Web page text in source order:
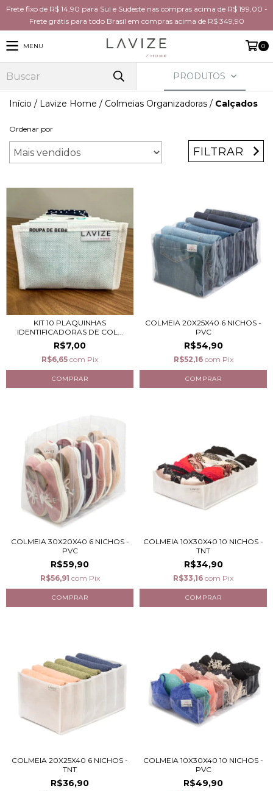
Frete fixo de R$ 14,90 para Sul e Sudeste nas compras acima de R$ 199,00 -
Frete grátis para todo Brasil em compras acima de R$ 349,90
MENU 0
PRODUTOS
Início / Lavize Home / Colmeias Organizadoras / Calçados
Ordenar por
FILTRAR
KIT 10 PLAQUINHAS
IDENTIFICADORAS DE COL...
R$7,00
R$6,65 com Pix
COLMEIA 20X25X40 6 NICHOS -
PVC
R$54,90
R$52,16 com Pix
COLMEIA 30X20X40 6 NICHOS -
PVC
R$59,90
R$56,91 com Pix
COLMEIA 10X30X40 10 NICHOS -
TNT
R$34,90
R$33,16 com Pix
COLMEIA 20X25X40 6 NICHOS -
TNT
R$36,90
COLMEIA 10X30X40 10 NICHOS -
PVC
R$49,90